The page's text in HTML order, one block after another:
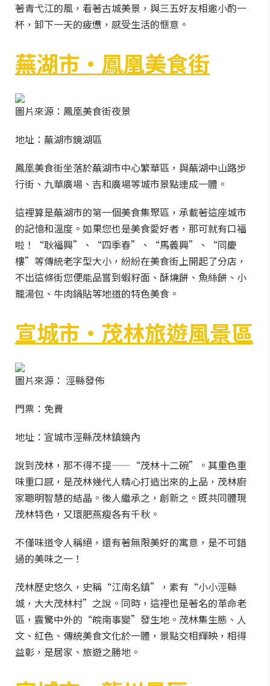
著青弋江的風，看著古城美景，與三五好友相邀小酌一
杯，卸下一天的疲憊，感受生活的愜意。
蕪湖市·鳳凰美食街
圖片來源：鳳凰美食街夜景
地址：蕪湖市鏡湖區
鳳凰美食街坐落於蕪湖市中心繁華區，與蕪湖中山路步
行街、九華廣場、吉和廣場等城市景點連成一體。
這裡算是蕪湖市的第一個美食集聚區，承載著這座城市
的記憶和溫度。如果您也是美食愛好者，那可就有口福
啦！“耿福興”、“四季春”、“馬義興”、“同慶
樓”等傳統老字型大小，紛紛在美食街上開起了分店，
不出這條街您便能品嘗到蝦籽面、酥燒餅、魚絲餅、小
籠湯包、牛肉鍋貼等地道的特色美食。
宣城市·茂林旅遊風景區
圖片來源： 涇縣發佈
門票：免費
地址：宣城市涇縣茂林鎮鏡內
說到茂林，那不得不提——“茂林十二碗”。其重色重
味重口感，是茂林幾代人精心打造出來的上品，茂林廚
家聰明智慧的結晶。後人繼承之，創新之。既共同體現
茂林特色，又環肥燕瘦各有千秋。
不僅味道令人稱絕，還有著無限美好的寓意，是不可錯
過的美味之一！
茂林歷史悠久，史稱“江南名鎮”，素有“小小涇縣
城，大大茂林村”之說。同時，這裡也是著名的革命老
區，震驚中外的“皖南事變”發生地。茂林集生態、人
文、紅色、傳統美食文化於一體，景點交相輝映，相得
益彰，是居家、旅遊之勝地。